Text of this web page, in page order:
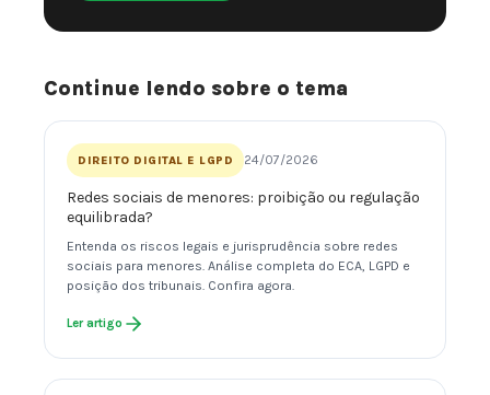
Continue lendo sobre o tema
DIREITO DIGITAL E LGPD 24/07/2026
Redes sociais de menores: proibição ou regulação
equilibrada?
Entenda os riscos legais e jurisprudência sobre redes
sociais para menores. Análise completa do ECA, LGPD e
posição dos tribunais. Confira agora.
Ler artigo